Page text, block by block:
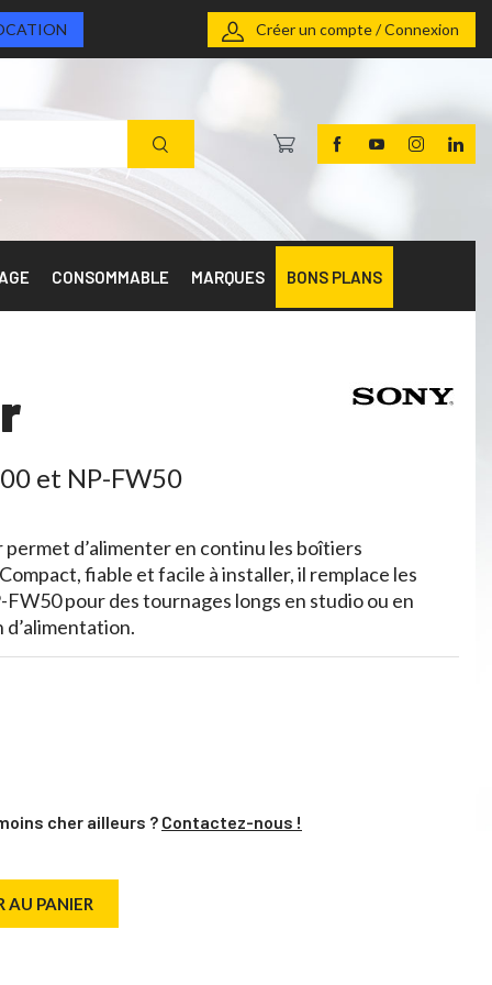
Créer un compte / Connexion
CONSOMMABLE MARQUES BONS PLANS
et NP-FW50
permet d’alimenter en continu les boîtiers
fiable et facile à installer, il remplace les
pour des tournages longs en studio ou en
cher ailleurs ? Contactez-nous !
AU PANIER